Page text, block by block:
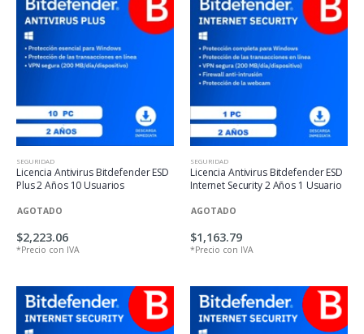
SEGURIDAD
Licencia Antivirus Bitdefender ESD
Plus 2 Años 10 Usuarios
AGOTADO
$2,223.06
*Precio con IVA
SEGURIDAD
Licencia Antivirus Bitdefender ESD
Internet Security 2 Años 1 Usuario
AGOTADO
$1,163.79
*Precio con IVA